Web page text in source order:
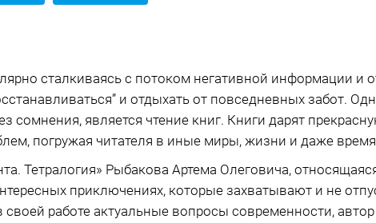
сталкиваясь с потоком негативной информации и
и отдыхать от повседневных забот.
сомнения, является чтение книг. Книги дарят
погружая читателя в иные миры, жизни и даже
Тетралогия» Рыбакова Артема Олеговича,
приключениях, которые захватывают и не
своей работе актуальные вопросы современности,